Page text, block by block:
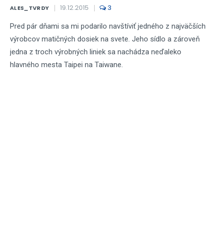
ALES_TVRDY 19.12.2015 3
Pred pár dňami sa mi podarilo navštíviť jedného z najväčších
výrobcov matičných dosiek na svete. Jeho sídlo a zároveň
jedna z troch výrobných liniek sa nachádza neďaleko
hlavného mesta Taipei na Taiwane.